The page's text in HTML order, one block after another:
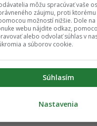
môžu spracúvať vaše
záujmu, proti
možností nižšie. Dole
webu nájdite odkaz,
alebo odvolať súhlas v
a súborov cookie.
Súhlasím
Nastavenia